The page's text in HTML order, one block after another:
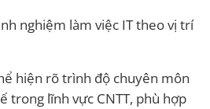
nghiệm làm việc IT theo vị trí
hiện rõ trình độ chuyên môn
trong lĩnh vực CNTT, phù hợp